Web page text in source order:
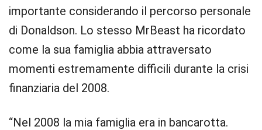
importante considerando il percorso personale
di Donaldson. Lo stesso MrBeast ha ricordato
come la sua famiglia abbia attraversato
momenti estremamente difficili durante la crisi
finanziaria del 2008.
“Nel 2008 la mia famiglia era in bancarotta.